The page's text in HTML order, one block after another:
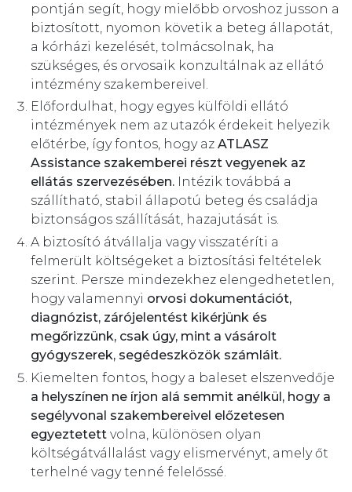
pontján segít, hogy mielőbb orvoshoz jusson a
biztosított, nyomon követik a beteg állapotát,
a kórházi kezelését, tolmácsolnak, ha
szükséges, és orvosaik konzultálnak az ellátó
intézmény szakembereivel.
Előfordulhat, hogy egyes külföldi ellátó
intézmények nem az utazók érdekeit helyezik
előtérbe, így fontos, hogy az ATLASZ
Assistance szakemberei részt vegyenek az
ellátás szervezésében. Intézik továbbá a
szállítható, stabil állapotú beteg és családja
biztonságos szállítását, hazajutását is.
A biztosító átvállalja vagy visszatéríti a
felmerült költségeket a biztosítási feltételek
szerint. Persze mindezekhez elengedhetetlen,
hogy valamennyi orvosi dokumentációt,
diagnózist, zárójelentést kikérjünk és
megőrizzünk, csak úgy, mint a vásárolt
gyógyszerek, segédeszközök számláit.
Kiemelten fontos, hogy a baleset elszenvedője
a helyszínen ne írjon alá semmit anélkül, hogy a
segélyvonal szakembereivel előzetesen
egyeztetett volna, különösen olyan
költségátvállalást vagy elismervényt, amely őt
terhelné vagy tenné felelőssé.